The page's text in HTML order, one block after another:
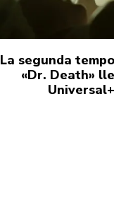
La segunda
«Dr. Death»
Universal+